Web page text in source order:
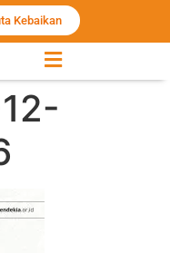
Kebaikan